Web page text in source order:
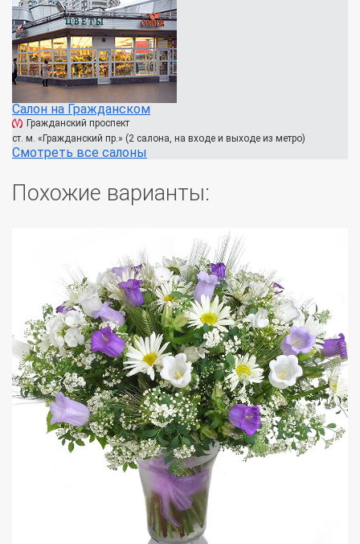
Салон на Гражданском
Гражданский проспект
ст. м. «Гражданский пр.» (2 салона, на входе и выходе из метро)
Смотреть все салоны
Похожие варианты: